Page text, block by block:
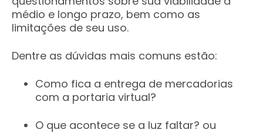
médio e longo prazo, bem como as
limitações de seu uso.
Dentre as dúvidas mais comuns estão:
Como fica a entrega de mercadorias
com a portaria virtual?
O que acontece se a luz faltar? ou